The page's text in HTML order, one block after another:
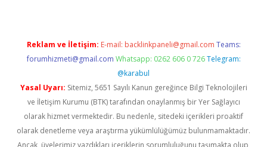
Reklam ve İletişim: E-mail: backlinkpaneli@gmail.com Teams:
forumhizmeti@gmail.com Whatsapp: 0262 606 0 726 Telegram:
@karabul
Yasal Uyarı: Sitemiz, 5651 Sayılı Kanun gereğince Bilgi Teknolojileri
ve İletişim Kurumu (BTK) tarafından onaylanmış bir Yer Sağlayıcı
olarak hizmet vermektedir. Bu nedenle, sitedeki içerikleri proaktif
olarak denetleme veya araştırma yükümlülüğümüz bulunmamaktadır.
Ancak, üyelerimiz yazdıkları içeriklerin sorumluluğunu taşımakta olup,